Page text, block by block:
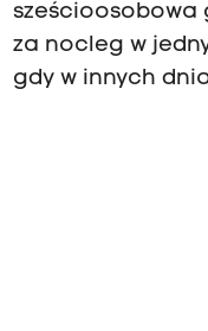
sześcioosobowa
za nocleg w
gdy w innych